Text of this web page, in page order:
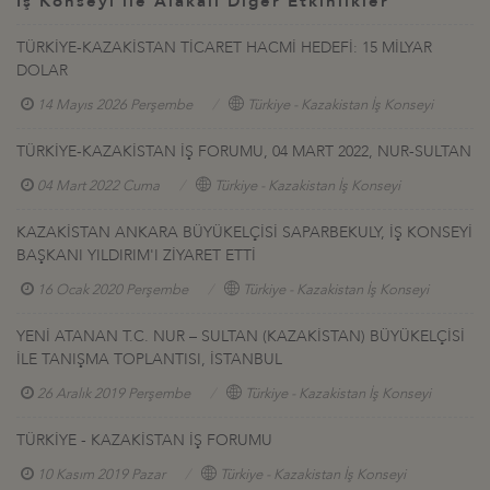
TÜRKİYE-KAZAKİSTAN TİCARET HACMİ HEDEFİ: 15 MİLYAR
DOLAR
14 Mayıs 2026 Perşembe Türkiye - Kazakistan İş Konseyi
TÜRKİYE-KAZAKİSTAN İŞ FORUMU, 04 MART 2022, NUR-SULTAN
04 Mart 2022 Cuma Türkiye - Kazakistan İş Konseyi
KAZAKİSTAN ANKARA BÜYÜKELÇİSİ SAPARBEKULY, İŞ KONSEYİ
BAŞKANI YILDIRIM'I ZİYARET ETTİ
16 Ocak 2020 Perşembe Türkiye - Kazakistan İş Konseyi
YENİ ATANAN T.C. NUR – SULTAN (KAZAKİSTAN) BÜYÜKELÇİSİ
İLE TANIŞMA TOPLANTISI, İSTANBUL
26 Aralık 2019 Perşembe Türkiye - Kazakistan İş Konseyi
TÜRKİYE - KAZAKİSTAN İŞ FORUMU
10 Kasım 2019 Pazar Türkiye - Kazakistan İş Konseyi